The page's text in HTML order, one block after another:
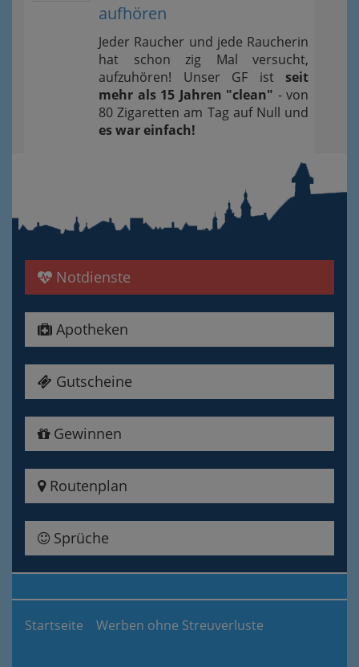
aufhören
Jeder Raucher und jede Raucherin
hat schon zig Mal versucht,
aufzuhören! Unser GF ist seit
mehr als 15 Jahren "clean" - von
80 Zigaretten am Tag auf Null und
es war einfach!
Notdienste
Apotheken
Gutscheine
Gewinnen
Routenplan
Sprüche
Startseite Werben ohne Streuverluste